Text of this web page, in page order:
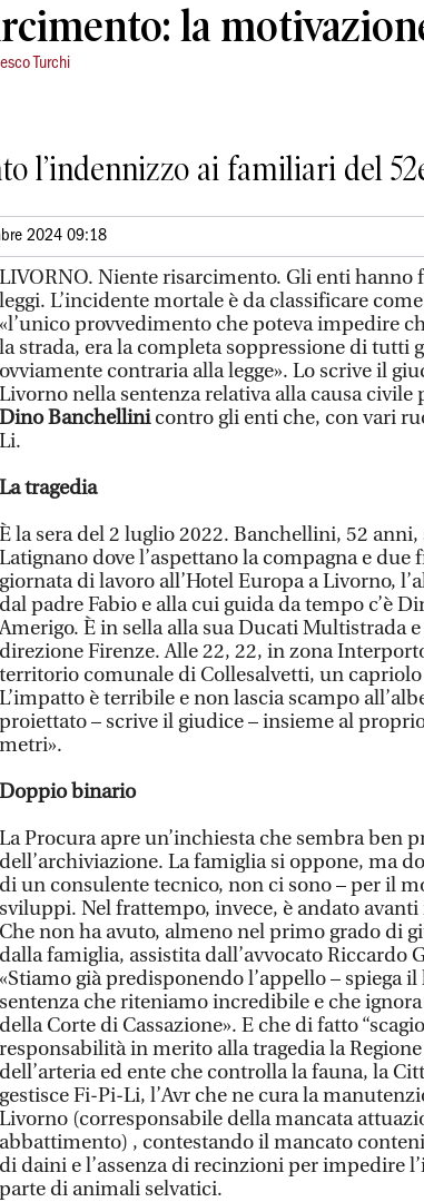
la
Turchi
l’indennizzo ai familiari del
2024 09:18
LIVORNO. Niente risarcimento. Gli enti hanno
leggi. L’incidente mortale è da classificare
«l’unico provvedimento che poteva impedire
la strada, era la completa soppressione di tutti
ovviamente contraria alla legge». Lo scrive il
Livorno nella sentenza relativa alla causa civile
Dino Banchellinicontro gli enti che, con vari
Li.
La tragedia
È la sera del 2 luglio 2022. Banchellini, 52 anni,
Latignano dove l’aspettano la compagna e
giornata di lavoro all’Hotel Europa a Livorno,
dal padre Fabio e alla cui guida da tempo c’è
Amerigo. È in sella alla sua Ducati Multistrada
direzione Firenze. Alle 22, 22, in zona
territorio comunale di Collesalvetti, un
L’impatto è terribile e non lascia scampo
proiettato – scrive il giudice – insieme al
metri».
Doppio binario
La Procura apre un’inchiesta che sembra ben
dell’archiviazione. La famiglia si oppone, ma
di un consulente tecnico, non ci sono – per il
sviluppi. Nel frattempo, invece, è andato
Che non ha avuto, almeno nel primo grado di
dalla famiglia, assistita dall’avvocato Riccardo
«Stiamo già predisponendo l’appello – spiega
sentenza che riteniamo incredibile e che
della Corte di Cassazione». E che di fatto
responsabilità in merito alla tragedia la
dell’arteria ed ente che controlla la fauna, la
gestisce Fi-Pi-Li, l’Avr che ne cura la
Livorno (corresponsabile della mancata
abbattimento) , contestando il mancato
di daini e l’assenza di recinzioni per impedire
parte di animali selvatici.